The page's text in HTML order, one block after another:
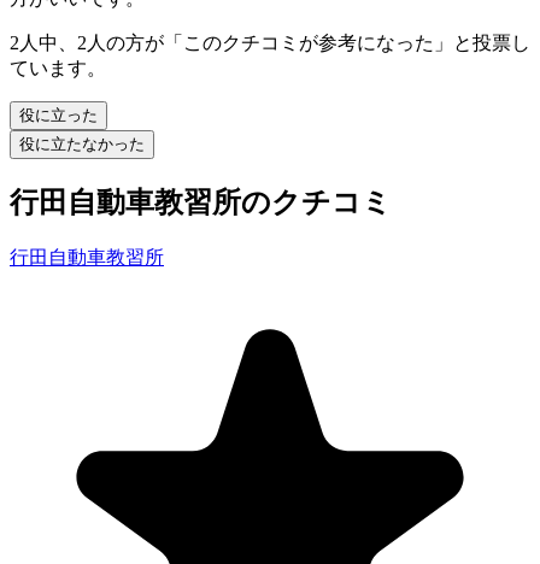
2人中、2人の方が「このクチコミが参考になった」と投票し
ています。
役に立った
役に立たなかった
行田自動車教習所のクチコミ
行田自動車教習所